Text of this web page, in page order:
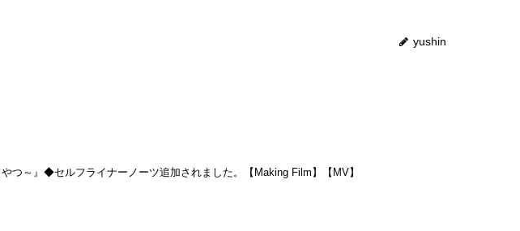
yushin
つ～』◆セルフライナーノーツ追加されました。【Making Film】【MV】